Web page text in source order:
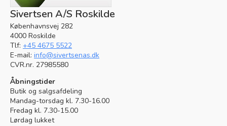
Sivertsen A/S Roskilde
Københavnsvej 282
4000 Roskilde
Tlf: +45 4675 5522
E-mail: info@sivertsenas.dk
CVR.nr. 27985580
Åbningstider
Butik og salgsafdeling
Mandag-torsdag kl. 7.30-16.00
Fredag kl. 7.30-15.00
Lørdag lukket